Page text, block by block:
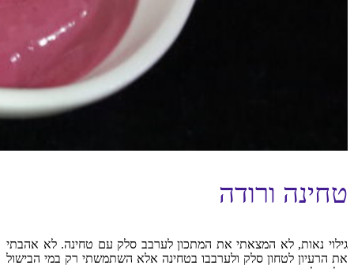
טחינה ורודה
גילוי נאות, לא המצאתי את המתכון לערבב סלק עם טחינה. לא אהבתי
את הרעיון לטחון סלק ולערבבו בטחינה אלא השתמשתי רק במי הבישול